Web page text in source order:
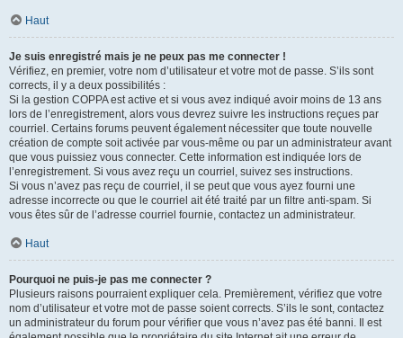
Haut
Je suis enregistré mais je ne peux pas me connecter !
Vérifiez, en premier, votre nom d’utilisateur et votre mot de passe. S’ils sont
corrects, il y a deux possibilités :
Si la gestion COPPA est active et si vous avez indiqué avoir moins de 13 ans
lors de l’enregistrement, alors vous devrez suivre les instructions reçues par
courriel. Certains forums peuvent également nécessiter que toute nouvelle
création de compte soit activée par vous-même ou par un administrateur avant
que vous puissiez vous connecter. Cette information est indiquée lors de
l’enregistrement. Si vous avez reçu un courriel, suivez ses instructions.
Si vous n’avez pas reçu de courriel, il se peut que vous ayez fourni une
adresse incorrecte ou que le courriel ait été traité par un filtre anti-spam. Si
vous êtes sûr de l’adresse courriel fournie, contactez un administrateur.
Haut
Pourquoi ne puis-je pas me connecter ?
Plusieurs raisons pourraient expliquer cela. Premièrement, vérifiez que votre
nom d’utilisateur et votre mot de passe soient corrects. S’ils le sont, contactez
un administrateur du forum pour vérifier que vous n’avez pas été banni. Il est